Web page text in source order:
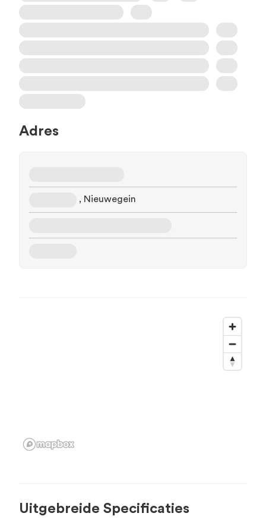
Adres
, Nieuwegein
Uitgebreide Specificaties